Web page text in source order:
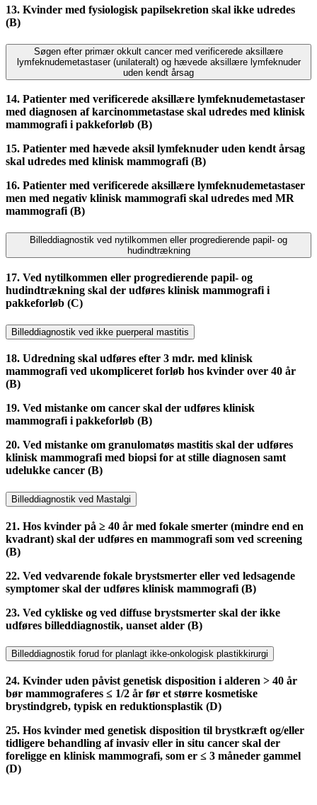
13. Kvinder med fysiologisk papilsekretion skal ikke udredes
(B)
Søgen efter primær okkult cancer med verificerede aksillære
lymfeknudemetastaser (unilateralt) og hævede aksillære lymfeknuder
uden kendt årsag
14. Patienter med verificerede aksillære lymfeknudemetastaser
med diagnosen af karcinommetastase skal udredes med klinisk
mammografi i pakkeforløb (B)
15. Patienter med hævede aksil lymfeknuder uden kendt årsag
skal udredes med klinisk mammografi (B)
16. Patienter med verificerede aksillære lymfeknudemetastaser
men med negativ klinisk mammografi skal udredes med MR
mammografi (B)
Billeddiagnostik ved nytilkommen eller progredierende papil- og
hudindtrækning
17. Ved nytilkommen eller progredierende papil- og
hudindtrækning skal der udføres klinisk mammografi i
pakkeforløb (C)
Billeddiagnostik ved ikke puerperal mastitis
18. Udredning skal udføres efter 3 mdr. med klinisk
mammografi ved ukompliceret forløb hos kvinder over 40 år
(B)
19. Ved mistanke om cancer skal der udføres klinisk
mammografi i pakkeforløb (B)
20. Ved mistanke om granulomatøs mastitis skal der udføres
klinisk mammografi med biopsi for at stille diagnosen samt
udelukke cancer (B)
Billeddiagnostik ved Mastalgi
21. Hos kvinder på ≥ 40 år med fokale smerter (mindre end en
kvadrant) skal der udføres en mammografi som ved screening
(B)
22. Ved vedvarende fokale brystsmerter eller ved ledsagende
symptomer skal der udføres klinisk mammografi (B)
23. Ved cykliske og ved diffuse brystsmerter skal der ikke
udføres billeddiagnostik, uanset alder (B)
Billeddiagnostik forud for planlagt ikke-onkologisk plastikkirurgi
24. Kvinder uden påvist genetisk disposition i alderen > 40 år
bør mammograferes ≤ 1/2 år før et større kosmetiske
brystindgreb, typisk en reduktionsplastik (D)
25. Hos kvinder med genetisk disposition til brystkræft og/eller
tidligere behandling af invasiv eller in situ cancer skal der
foreligge en klinisk mammografi, som er ≤ 3 måneder gammel
(D)